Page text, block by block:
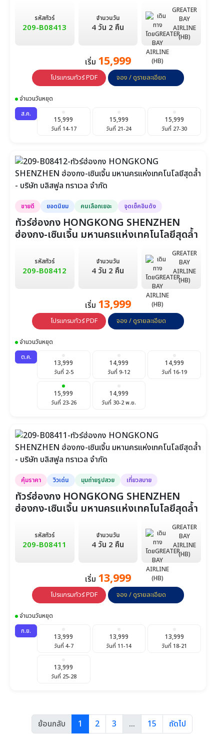
รหัสทัวร์
209-B08413
จำนวนวัน
4 วัน 2 คืน
GREATER
BAY
AIRLINE
(HB)
เริ่ม 15,999
โปรแกรมทัวร์ PDF จอง / ดูรายละเอียด
จำนวนวันหยุด
ส.ค.
15,999
วันที่ 14-17
15,999
วันที่ 21-24
15,999
วันที่ 27-30
ขายดี ยอดนิยม คนเลือกเยอะ จุดเช็คอินดัง
ทัวร์ฮ่องกง HONGKONG SHENZHEN
ฮ่องกง-เซินเจิ้น มหานครแห่งเทคโนโลยีสุดล้ำ
รหัสทัวร์
209-B08412
จำนวนวัน
4 วัน 2 คืน
GREATER
BAY
AIRLINE
(HB)
เริ่ม 13,999
โปรแกรมทัวร์ PDF จอง / ดูรายละเอียด
จำนวนวันหยุด
ต.ค.
13,999
วันที่ 2-5
14,999
วันที่ 9-12
14,999
วันที่ 16-19
15,999
วันที่ 23-26
14,999
วันที่ 30-2 พ.ย.
คุ้มราคา วิวเด่น มุมถ่ายรูปสวย เที่ยวสบาย
ทัวร์ฮ่องกง HONGKONG SHENZHEN
ฮ่องกง-เซินเจิ้น มหานครแห่งเทคโนโลยีสุดล้ำ
รหัสทัวร์
209-B08411
จำนวนวัน
4 วัน 2 คืน
GREATER
BAY
AIRLINE
(HB)
เริ่ม 13,999
โปรแกรมทัวร์ PDF จอง / ดูรายละเอียด
จำนวนวันหยุด
ก.ย.
13,999
วันที่ 4-7
13,999
วันที่ 11-14
13,999
วันที่ 18-21
13,999
วันที่ 25-28
ย้อนกลับ 1 2 3 ... 15 ถัดไป